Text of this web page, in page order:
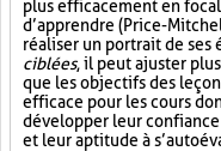
plus efficacement en
d’apprendre (Price-
réaliser un portrait de ses
ciblées, il peut ajuster
que les objectifs des
efficace pour les cours
développer leur
et leur aptitude à